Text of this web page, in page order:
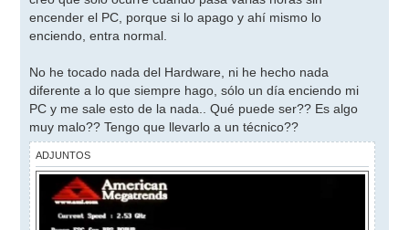
encender el PC, porque si lo apago y ahí mismo lo
enciendo, entra normal.
No he tocado nada del Hardware, ni he hecho nada
diferente a lo que siempre hago, sólo un día enciendo mi
PC y me sale esto de la nada.. Qué puede ser?? Es algo
muy malo?? Tengo que llevarlo a un técnico??
ADJUNTOS